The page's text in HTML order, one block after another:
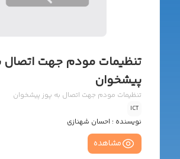
تنظیمات مودم جهت اتصال
پیشخوان
تنظیمات مودم جهت اتصال به پوز پیشخوان
ICT
نویسنده : احسان شهنازی
مشاهده